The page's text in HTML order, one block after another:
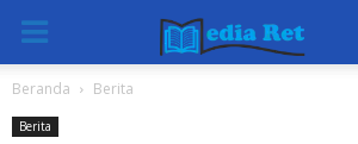
Beranda Berita
Berita